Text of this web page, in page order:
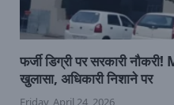
फर्जी डिग्री पर सरकारी नौकरी!
खुलासा, अधिकारी निशाने पर
Friday, April 24, 2026